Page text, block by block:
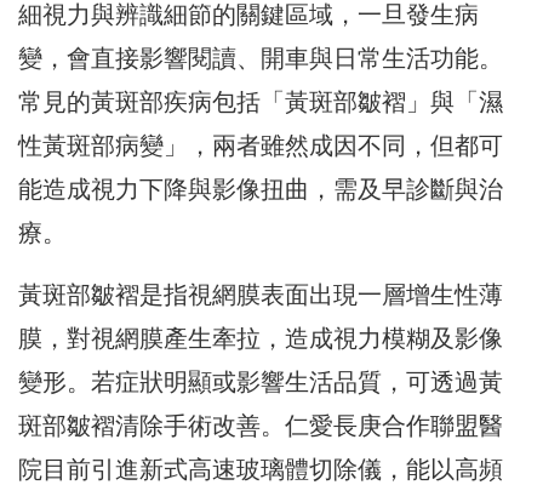
細視力與辨識細節的關鍵區域， 一旦發生病
變，會直接影響閱讀、開車與日常生活功能。
常見的黃斑部疾病包括「黃斑部皺褶」與「濕
性黃斑部病變」， 兩者雖然成因不同，但都可
能造成視力下降與影像扭曲， 需及早診斷與治
療。
黃斑部皺褶是指視網膜表面出現一層增生性薄
膜， 對視網膜產生牽拉，造成視力模糊及影像
變形。 若症狀明顯或影響生活品質，可透過黃
斑部皺褶清除手術改善。 仁愛長庚合作聯盟醫
院目前引進新式高速玻璃體切除儀， 能以高頻